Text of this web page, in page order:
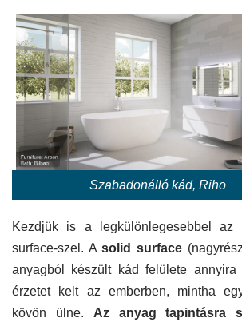
Szabadonálló kád, Riho
Kezdjük is a legkülönlegesebbel az
surface-szel. Asolid surface
anyagból készült kád felülete
érzetet kelt az emberben, mintha
kövön ülne. Az anyag tapintásra